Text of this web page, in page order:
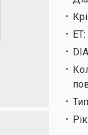
ET:
Рік: